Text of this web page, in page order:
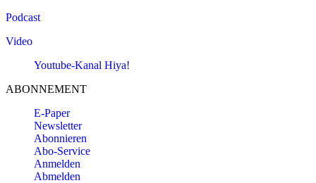
Podcast
Video
Youtube-Kanal Hiya!
ABONNEMENT
E-Paper
Newsletter
Abonnieren
Abo-Service
Anmelden
Abmelden